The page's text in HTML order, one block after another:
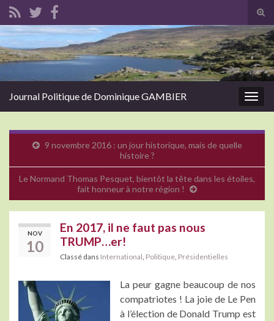
Search for:
Journal Politique de Dominique GAMBIER
9 novembre 2016 : un jour historique, mais de quelle
histoire ?
Le Normand Thomas Pesquet, bientôt la tête dans les étoiles,
fait honneur à notre région !
NOV
10
En 2017, il ne faut pas nous
TRUMP…er!
Classé dans International Politique Présidentielles
La peur gagne beaucoup de nos
compatriotes ! La joie de Le Pen
à l’élection de Donald Trump est